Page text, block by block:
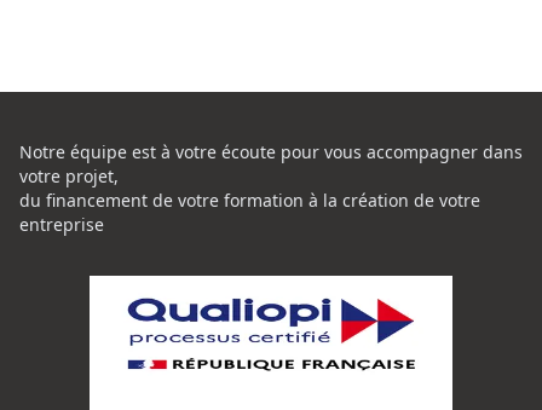
Notre équipe est à votre écoute pour vous accompagner dans
votre projet,
du financement de votre formation à la création de votre
entreprise